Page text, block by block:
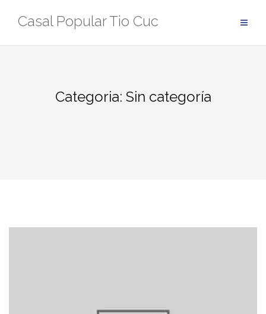
Casal Popular Tio Cuc
Categoria: Sin categoría